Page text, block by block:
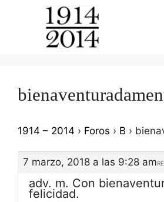
1914 – 2014 › Foros › B ›
7 marzo, 2018 a las 9:28 am
adv. m. Con
felicidad.